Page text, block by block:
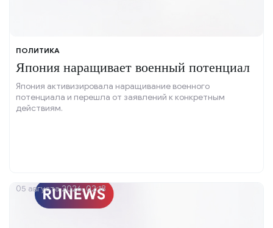
ПОЛИТИКА
Япония наращивает военный потенциал
Япония активизировала наращивание военного
потенциала и перешла от заявлений к конкретным
действиям.
05 августа 2026, 02:18